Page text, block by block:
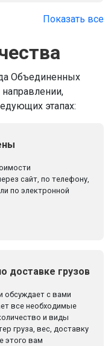
Показать все
Объединенных
этапах:
сайт, по телефону,
по электронной
доставке грузов
обсуждает с вами
все необходимые
и виды
груза, вес, доставку
этого вам